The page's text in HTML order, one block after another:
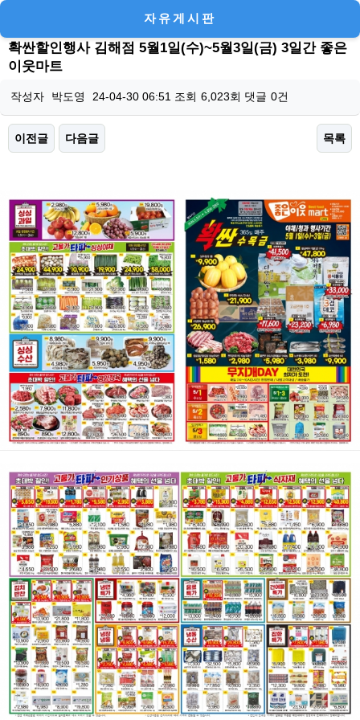
자유게시판
확싼할인행사 김해점 5월1일(수)~5월3일(금) 3일간 좋은
이웃마트
작성자 박도영 24-04-30 06:51 조회 6,023회 댓글 0건
이전글 다음글 목록
본문